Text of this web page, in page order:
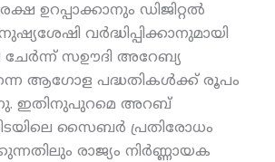
ഉറപ്പാക്കാനും ഡിജിറ്റല്‍
വര്‍ദ്ധിപ്പിക്കാനുമായി
സഊദി അറേബ്യ
ആഗോള പദ്ധതികള്‍ക്ക് രൂപം
ഇതിനുപുറമെ അറബ്
സൈബര്‍ പ്രതിരോധം
രാജ്യം നിര്‍ണ്ണായക